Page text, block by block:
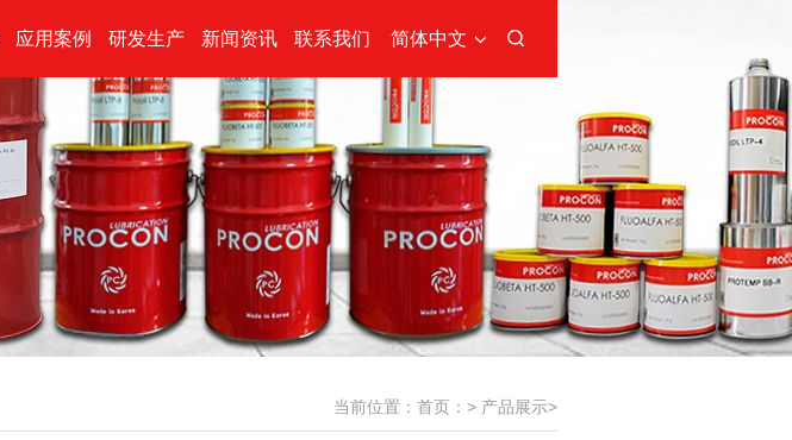
应用案例 研发生产 新闻资讯 联系我们 简体中文
当前位置： 首页： > 产品展示>